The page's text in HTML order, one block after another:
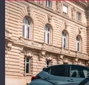
Axeptio
-
En
savoir
plus
sur
Axeptio